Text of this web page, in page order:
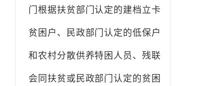
门根据扶贫部门认定的建档立卡
贫困户、民政部门认定的低保户
和农村分散供养特困人员、残联
会同扶贫或民政部门认定的贫困